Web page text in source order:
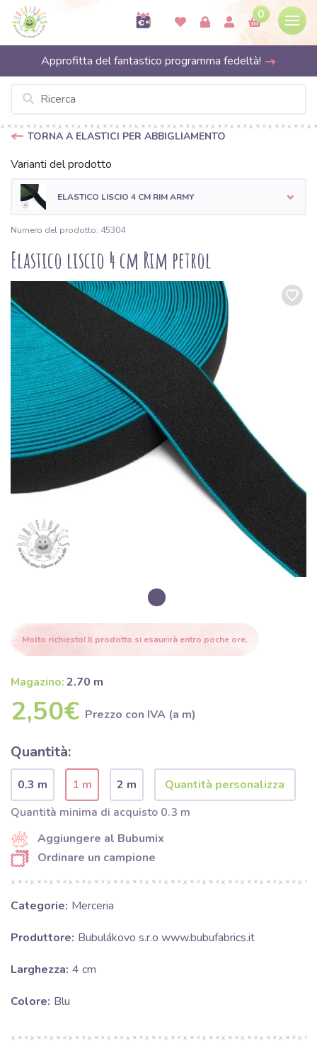
0
Approfitta del fantastico programma fedeltà!
TORNA A ELASTICI PER ABBIGLIAMENTO
Varianti del prodotto
ELASTICO LISCIO 4 CM RIM ARMY
Numero del prodotto: 45304
Elastico liscio 4 cm Rim petrol
Molto richiesto! Il prodotto si esaurirà entro poche ore.
Magazino:2.70 m
2,50€ Prezzo con IVA (a m)
Quantità:
0.3 m 1 m
2 m
Quantità minima di acquisto 0.3 m
Aggiungere al Bubumix
Ordinare un campione
Categorie: Merceria
Produttore: Bubulákovo s.r.o www.bubufabrics.it
Larghezza: 4 cm
Colore: Blu